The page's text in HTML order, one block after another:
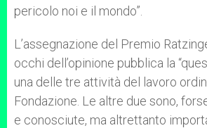
pericolo noi e il mondo”.
L’assegnazione del Premio
occhi dell’opinione pubblica la
una delle tre attività del lavoro
Fondazione. Le altre due sono,
e conosciute, ma altrettanto